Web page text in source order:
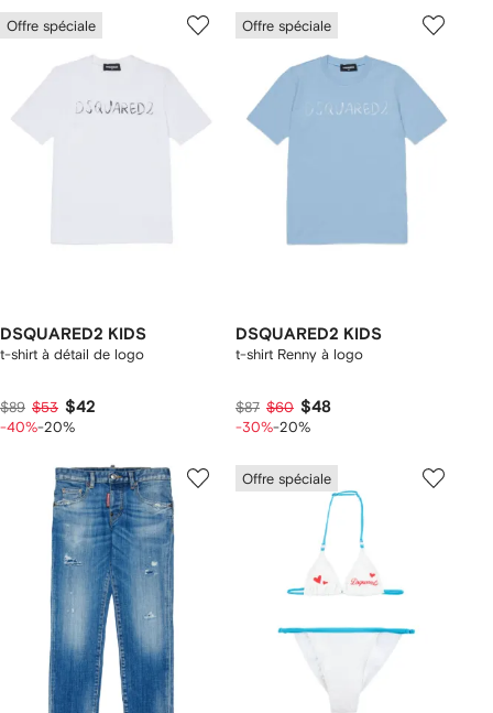
Offre spéciale
DSQUARED2 KIDS
t-shirt à détail de logo
$89 $53 $42
-40%-20%
Offre spéciale
DSQUARED2 KIDS
t-shirt Renny à logo
$87 $60 $48
-30%-20%
Offre spéciale